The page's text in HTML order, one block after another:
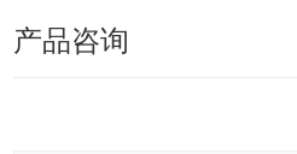
产品咨询